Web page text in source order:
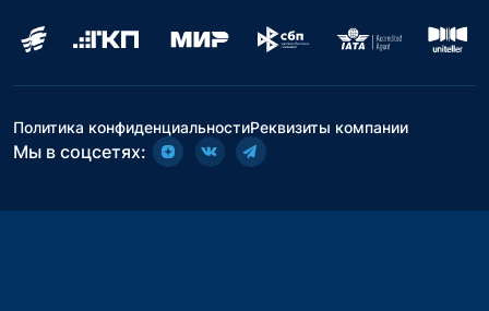
Политика конфиденциальностиРеквизиты компании
Мы в соцсетях: